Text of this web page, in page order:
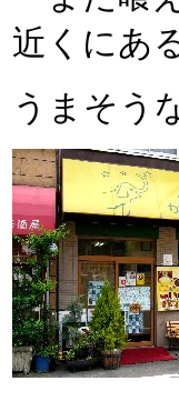
近くにあ
うまそう